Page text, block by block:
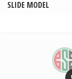
SLIDE MODEL